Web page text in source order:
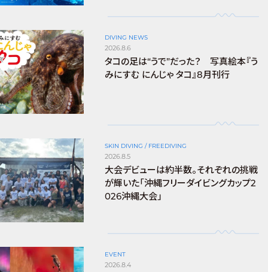
DIVING NEWS
2026.8.6
タコの足は“うで”だった？ 写真絵本『う
みにすむ にんじゃ タコ』8月刊行
SKIN DIVING / FREEDIVING
2026.8.5
大会デビューは約半数。それぞれの挑戦
が輝いた「沖縄フリーダイビングカップ2
026沖縄大会」
EVENT
2026.8.4